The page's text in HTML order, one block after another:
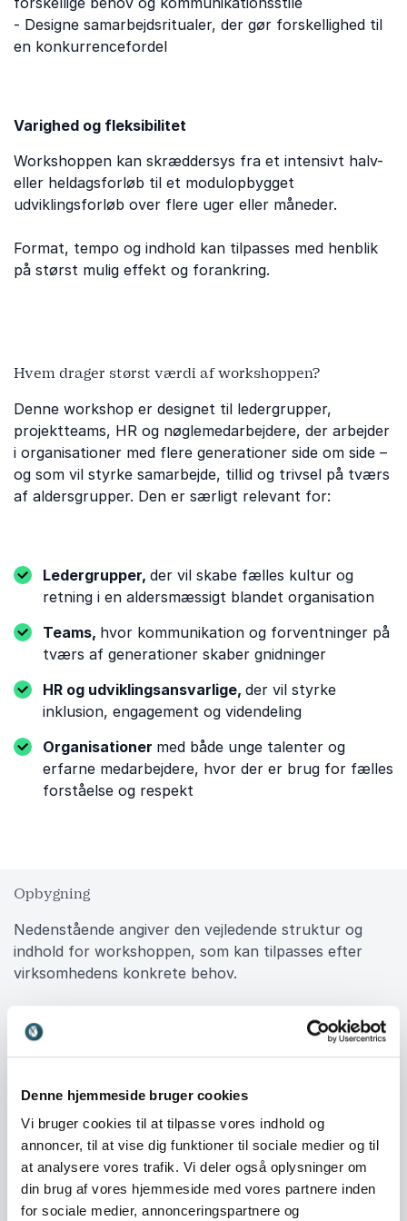
Denne hjemmeside bruger cookies
Vi bruger cookies til at tilpasse vores indhold og
annoncer, til at vise dig funktioner til sociale medier og til
at analysere vores trafik. Vi deler også oplysninger om
din brug af vores hjemmeside med vores partnere inden
for sociale medier, annonceringspartnere og
- Designe samarbejdsritualer, der gør forskellighed til
en konkurrencefordel
Varighed og fleksibilitet
Workshoppen kan skræddersys fra et intensivt halv-
eller heldagsforløb til et modulopbygget
udviklingsforløb over flere uger eller måneder.
Format, tempo og indhold kan tilpasses med henblik
på størst mulig effekt og forankring.
Hvem drager størst værdi af workshoppen?
Denne workshop er designet til ledergrupper,
projektteams, HR og nøglemedarbejdere, der arbejder
i organisationer med flere generationer side om side –
og som vil styrke samarbejde, tillid og trivsel på tværs
af aldersgrupper. Den er særligt relevant for:
Ledergrupper, der vil skabe fælles kultur og
retning i en aldersmæssigt blandet organisation
Teams, hvor kommunikation og forventninger på
tværs af generationer skaber gnidninger
HR og udviklingsansvarlige, der vil styrke
inklusion, engagement og videndeling
Organisationer med både unge talenter og
erfarne medarbejdere, hvor der er brug for fælles
forståelse og respekt
Opbygning
Nedenstående angiver den vejledende struktur og
indhold for workshoppen, som kan tilpasses efter
virksomhedens konkrete behov.
+
-
Fokuspunkt #2: Værdier, motivation og
kommunikation